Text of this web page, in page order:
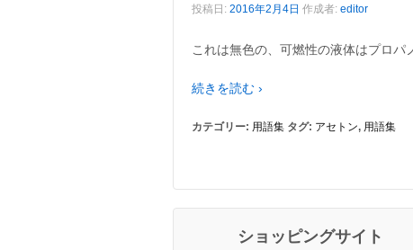
投稿日: 2016年2月4日 作成者: editor
これは無色の、可燃性の液体はプロ
続きを読む ›
カテゴリー: 用語集 タグ: アセトン, 用語集
ショッピングサイト